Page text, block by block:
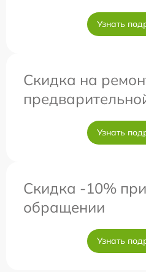
Узнать
Скидка на
Узнать
Скидка -10%
обращении
Узнать